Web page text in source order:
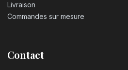
Livraison
Commandes sur mesure
Contact